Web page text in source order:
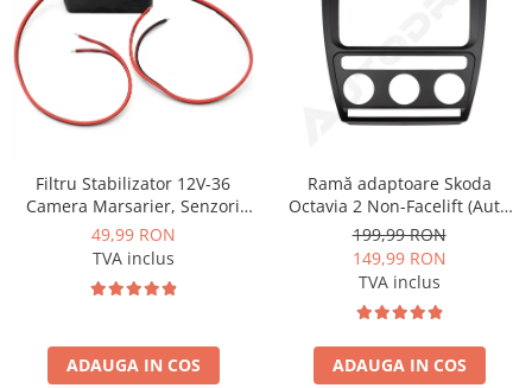
Mitsubishi
Land Rover
Honda
Chrysler
Rame adaptoare Mazda
Rame adaptoare Kia
Rame adaptoare Nissan
Rame adaptoare Fiat
Rame adaptoare Chevrolet
Filtru Stabilizator 12V-36
Camera Marsarier, Senzori
Auto Deparazitare - AD-
BGCFILTER
49,99 RON
TVA inclus
ADAUGA IN COS
Ramă adaptoare Skoda
Octavia 2 Non-Facelift (Auto
A/C) 2004-2009 - fațetă
213×133 (RNS 510 / RCD 330),
montaj dedicat
199,99 RON
149,99 RON
TVA inclus
ADAUGA IN COS